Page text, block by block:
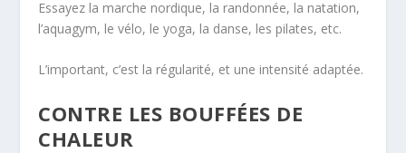
Essayez la marche nordique, la randonnée, la natation,
l’aquagym, le vélo, le yoga, la danse, les pilates, etc.
L’important, c’est la régularité, et une intensité adaptée.
CONTRE LES BOUFFÉES DE
CHALEUR